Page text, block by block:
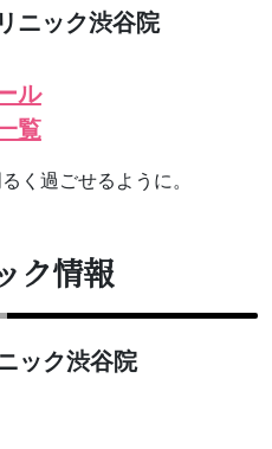
ニック渋谷院
ル
覧
く過ごせるように。
ク情報
ック渋谷院